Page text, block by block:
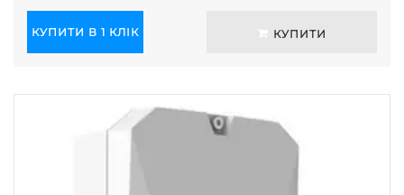
КУПИТИ В 1 КЛІК КУПИТИ